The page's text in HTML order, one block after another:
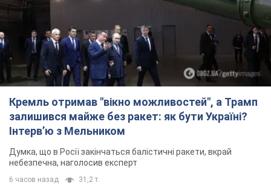
Кремль отримав "вікно можливостей", а Трамп
залишився майже без ракет: як бути Україні?
Інтерв’ю з Мельником
Думка, що в Росії закінчаться балістичні ракети, вкрай
небезпечна, наголосив експерт
6 часов назад 31,2 т.